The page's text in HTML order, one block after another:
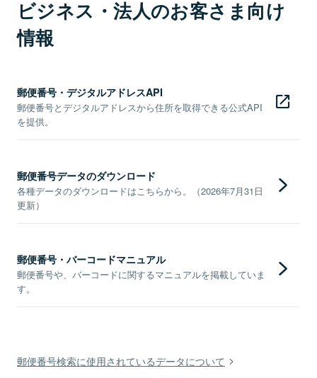
ビジネス・法人のお客さま向け
情報
郵便番号・デジタルアドレスAPI
郵便番号とデジタルアドレスから住所を取得できる公式API
を提供。
郵便番号データのダウンロード
各種データのダウンロードはこちらから。（2026年7月31日
更新）
郵便番号・バーコードマニュアル
郵便番号や、バーコードに関するマニュアルを掲載していま
す。
郵便番号検索に使用されているデータについて